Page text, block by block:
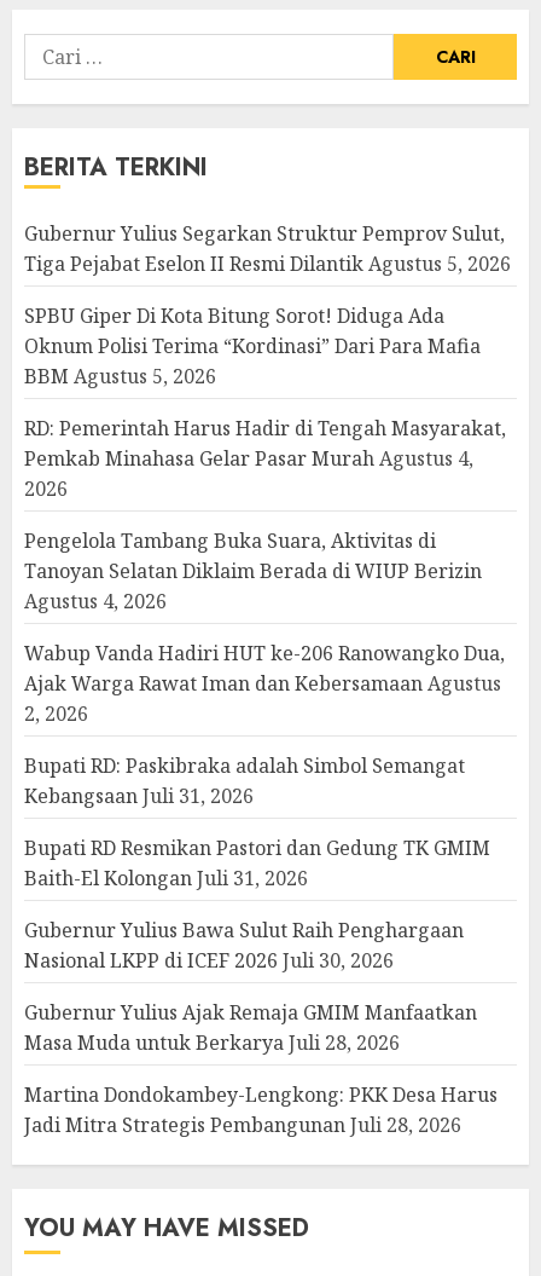
Cari
untuk:
BERITA TERKINI
Gubernur Yulius Segarkan Struktur Pemprov Sulut,
Tiga Pejabat Eselon II Resmi DilantikAgustus 5, 2026
SPBU Giper Di Kota Bitung Sorot! Diduga Ada
Oknum Polisi Terima “Kordinasi” Dari Para Mafia
BBM Agustus 5, 2026
RD: Pemerintah Harus Hadir di Tengah Masyarakat,
Pemkab Minahasa Gelar Pasar MurahAgustus 4,
2026
Pengelola Tambang Buka Suara, Aktivitas di
Tanoyan Selatan Diklaim Berada di WIUP Berizin
Agustus 4, 2026
Wabup Vanda Hadiri HUT ke-206 Ranowangko Dua,
Ajak Warga Rawat Iman dan KebersamaanAgustus
2, 2026
Bupati RD: Paskibraka adalah Simbol Semangat
KebangsaanJuli 31, 2026
Bupati RD Resmikan Pastori dan Gedung TK GMIM
Baith-El KolonganJuli 31, 2026
Gubernur Yulius Bawa Sulut Raih Penghargaan
Nasional LKPP di ICEF 2026 Juli 30, 2026
Gubernur Yulius Ajak Remaja GMIM Manfaatkan
Masa Muda untuk BerkaryaJuli 28, 2026
Martina Dondokambey-Lengkong: PKK Desa Harus
Jadi Mitra Strategis PembangunanJuli 28, 2026
YOU MAY HAVE MISSED